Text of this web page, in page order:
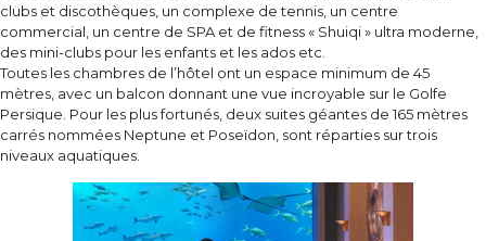
clubs et discothèques, un complexe de tennis, un centre
commercial, un centre de SPA et de fitness « Shuiqi » ultra moderne,
des mini-clubs pour les enfants et les ados etc.
Toutes les chambres de l’hôtel ont un espace minimum de 45
mètres, avec un balcon donnant une vue incroyable sur le Golfe
Persique. Pour les plus fortunés, deux suites géantes de 165 mètres
carrés nommées Neptune et Poseïdon, sont réparties sur trois
niveaux aquatiques.